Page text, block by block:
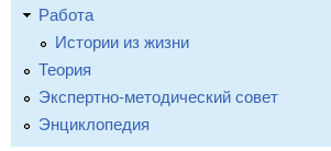
Работа
Истории из жизни
Теория
Экспертно-методический совет
Энциклопедия